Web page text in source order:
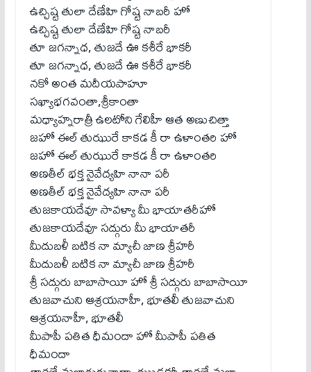
ఉచ్చిష్ట తులా దేణేహి గోష్ట నాబరీ హో
ఉచ్చిష్ట తులా దేణేహి గోష్ట నాబరీ
తూ జగన్నాధ, తుజదే ఊ కశీరే భాకరీ
తూ జగన్నాధ, తుజదే ఊ కశీరే భాకరీ
నకో అంత మదీయపాహూ
సఖ్యాభగవంతా,శ్రీకాంతా
మధ్యాహ్నరాత్రీ ఉలటోని గేలిహీ ఆత అణుచిత్తా
జహో ఈల్ తుఝురే కాకడ కీ రా ఉళాంతరి హో
జహో ఈల్ తుఝురే కాకడ కీ రా ఉళాంతరి
అణతీల్ భక్త నైవేద్యహి నానా పరీ
అణతీల్ భక్త నైవేద్యహి నానా పరీ
తుజకాయదేవూ సావళ్యా మీ భాయాతరీహో
తుజకాయదేవూ సద్గురు మీ భాయాతరీ
మీదుబళీ బటిక నా మ్యాచీ జాణ శ్రీహరీ
మీదుబళీ బటిక నా మ్యాచీ జాణ శ్రీహరీ
శ్రీ సద్గురు బాబాసాయీ హో శ్రీ సద్గురు బాబాసాయీ
తుజవాచుని ఆశ్రయనాహీ, భూతలీ తుజవాచుని
ఆశ్రయనాహీ, భూతలీ
మీపాపీ పతిత ధీమందా హో మీపాపీ పతిత
ధీమందా